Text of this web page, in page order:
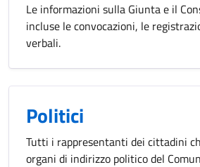
Le informazioni sulla Giunta e il
incluse le convocazioni, le
verbali.
Politici
Tutti i rappresentanti dei cittadini
organi di indirizzo politico del